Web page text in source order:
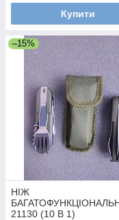
Купити
–15%
НІЖ
21130 (10 В 1)